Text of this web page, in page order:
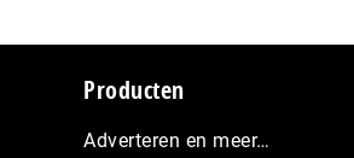
Producten
Adverteren en meer…